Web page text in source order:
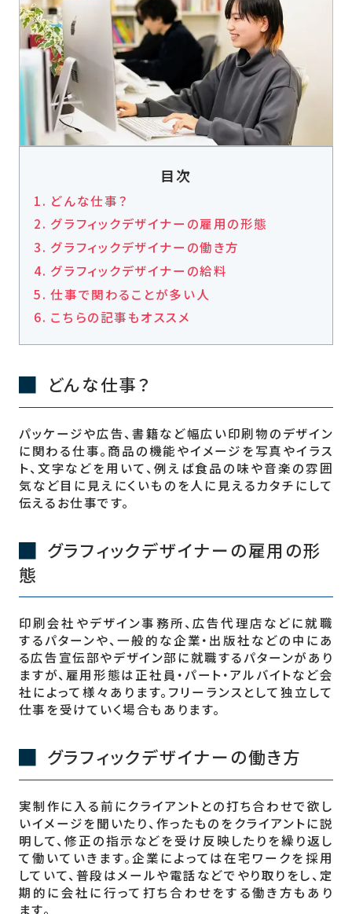
目次
どんな仕事？
グラフィックデザイナーの雇用の形態
グラフィックデザイナーの働き方
グラフィックデザイナーの給料
仕事で関わることが多い人
こちらの記事もオススメ
どんな仕事？
パッケージや広告、書籍など幅広い印刷物のデザイン
に関わる仕事。商品の機能やイメージを写真やイラス
ト、文字などを用いて、例えば食品の味や音楽の雰囲
気など目に見えにくいものを人に見えるカタチにして
伝えるお仕事です。
グラフィックデザイナーの雇用の形
態
印刷会社やデザイン事務所、広告代理店などに就職
するパターンや、一般的な企業・出版社などの中にあ
る広告宣伝部やデザイン部に就職するパターンがあり
ますが、雇用形態は正社員・パート・アルバイトなど会
社によって様々あります。フリーランスとして独立して
仕事を受けていく場合もあります。
グラフィックデザイナーの働き方
実制作に入る前にクライアントとの打ち合わせで欲し
いイメージを聞いたり、作ったものをクライアントに説
明して、修正の指示などを受け反映したりを繰り返し
て働いていきます。企業によっては在宅ワークを採用
していて、普段はメールや電話などでやり取りをし、定
期的に会社に行って打ち合わせをする働き方もあり
ます。